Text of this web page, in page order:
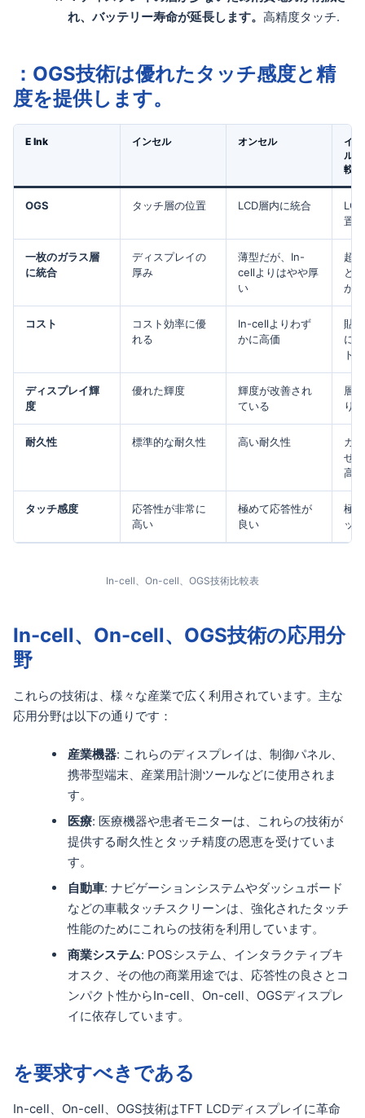
れ、バッテリー寿命が延長します。高精度タッチ.
：OGS技術は優れたタッチ感度と精
度を提供します。
E Ink インセル オンセル
イ
ル
較
OGS タッチ層の位置 LCD層内に統合
置
一枚のガラス層
に統合
ディスプレイの
厚み
薄型だが、In-
cellよりはやや厚
い
超
と
が
コスト
コスト効率に優
れる
In-cellよりわず
かに高価
貼
に
ト
ディスプレイ輝
度
優れた輝度
輝度が改善され
ている
層
り
耐久性 標準的な耐久性 高い耐久性
ガ
せ
高
タッチ感度
応答性が非常に
高い
極めて応答性が
良い
極
ッ
In-cell、On-cell、OGS技術比較表
In-cell、On-cell、OGS技術の応用分
野
これらの技術は、様々な産業で広く利用されています。主な
応用分野は以下の通りです：
産業機器: これらのディスプレイは、制御パネル、
携帯型端末、産業用計測ツールなどに使用されま
す。
医療: 医療機器や患者モニターは、これらの技術が
提供する耐久性とタッチ精度の恩恵を受けていま
す。
自動車: ナビゲーションシステムやダッシュボード
などの車載タッチスクリーンは、強化されたタッチ
性能のためにこれらの技術を利用しています。
商業システム: POSシステム、インタラクティブキ
オスク、その他の商業用途では、応答性の良さとコ
ンパクト性からIn-cell、On-cell、OGSディスプレ
イに依存しています。
を要求すべきである
In-cell、On-cell、OGS技術はTFT LCDディスプレイに革命